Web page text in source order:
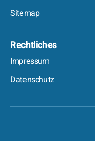
Sitemap
Rechtliches
Impressum
Datenschutz